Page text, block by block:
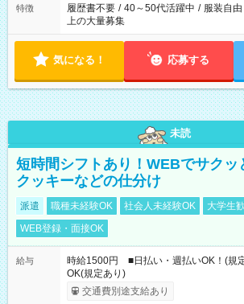
特徴 履歴書不要 / 40～50代活躍中 / 服装自由
上の大量募集
気になる！ 応募する
未読
短時間シフトあり！WEBでサクッ
クッキーなどの仕分け
派遣 職種未経験OK 社会人未経験OK 大学生
WEB登録・面接OK
給与
時給1500円 ■日払い・週払いOK！(規
OK(規定あり)
交通費別途支給あり